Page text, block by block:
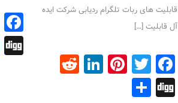
قابلیت های ربات تلگرام ردیابی شرکت ایده
آل قابليت […]
Facebook
Twitter
Pinterest
LinkedIn
Reddit
Digg